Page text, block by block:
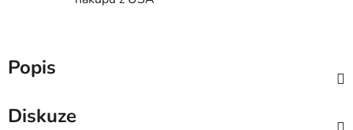
Popis
Diskuze